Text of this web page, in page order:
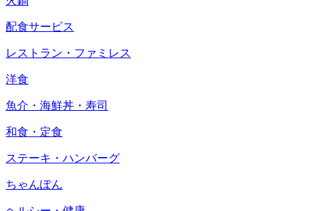
配食サービス
レストラン・ファミレス
洋食
魚介・海鮮丼・寿司
和食・定食
ステーキ・ハンバーグ
ちゃんぽん